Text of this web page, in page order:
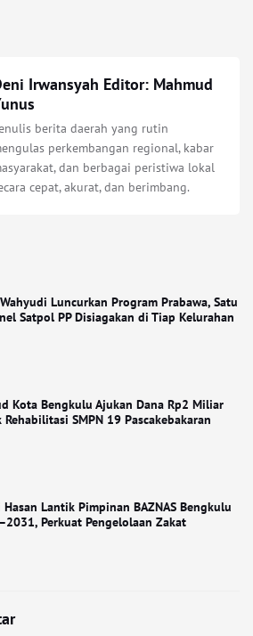
Irwansyah Editor: Mahmud
berita daerah yang rutin
perkembangan regional, kabar
dan berbagai peristiwa lokal
cepat, akurat, dan berimbang.
Luncurkan Program Prabawa, Satu
Satpol PP Disiagakan di Tiap Kelurahan
Kota Bengkulu Ajukan Dana Rp2 Miliar
SMPN 19 Pascakebakaran
Hasan Lantik Pimpinan BAZNAS Bengkulu
Perkuat Pengelolaan Zakat